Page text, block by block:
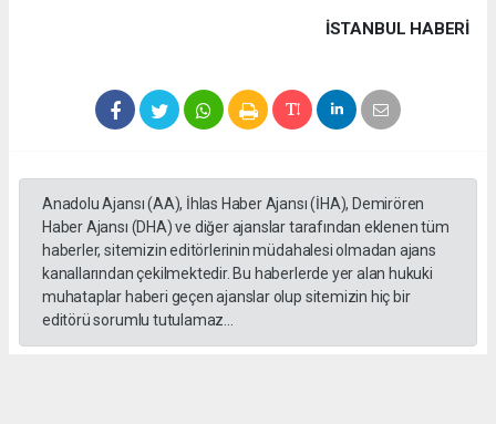
İSTANBUL HABERİ
Anadolu Ajansı (AA), İhlas Haber Ajansı (İHA), Demirören
Haber Ajansı (DHA) ve diğer ajanslar tarafından eklenen tüm
haberler, sitemizin editörlerinin müdahalesi olmadan ajans
kanallarından çekilmektedir. Bu haberlerde yer alan hukuki
muhataplar haberi geçen ajanslar olup sitemizin hiç bir
editörü sorumlu tutulamaz...